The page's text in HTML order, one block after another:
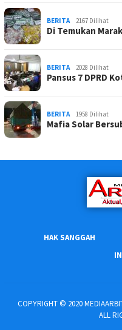
BERITA 2167 Dilihat
Di Temukan
BERITA 2028 Dilihat
Pansus 7 DPRD
BERITA 1958 Dilihat
Mafia Solar
HAK SANGGAH
COPYRIGHT © 2020
ALL